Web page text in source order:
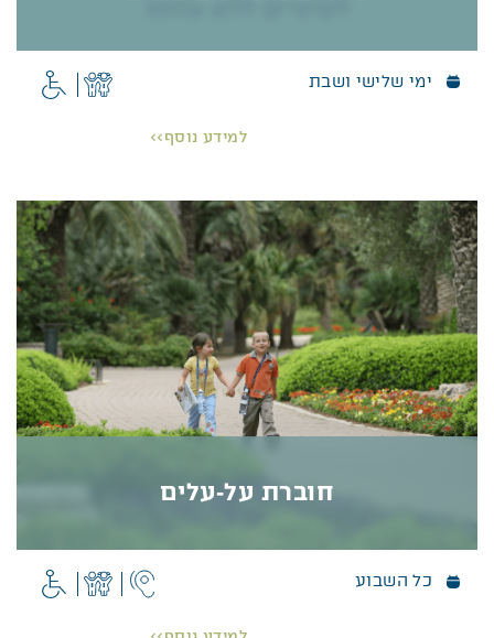
סיורים מודרכים בגנים
בעלי ניסיון בעולם ההדרכה שעברו קורס הכשרה ייעודי.
פרטים נוספים >>
ימי שלישי ושבת
למידע נוסף>>
חוברת על‑עלים
כל השבוע